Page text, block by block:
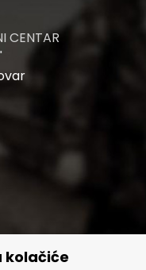
kolačiće
CENTAR